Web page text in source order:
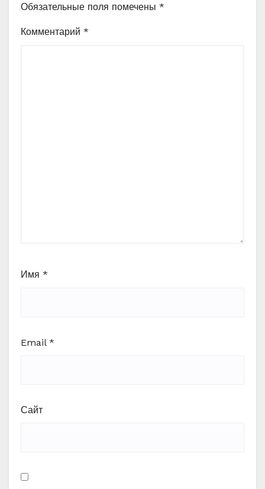
Обязательные поля помечены *
Комментарий *
Имя *
Email *
Сайт